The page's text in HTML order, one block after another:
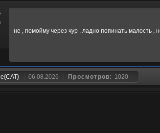
не , помойму через чур , ладно попинать малость ,
06.08.2026 Просмотров: 1020